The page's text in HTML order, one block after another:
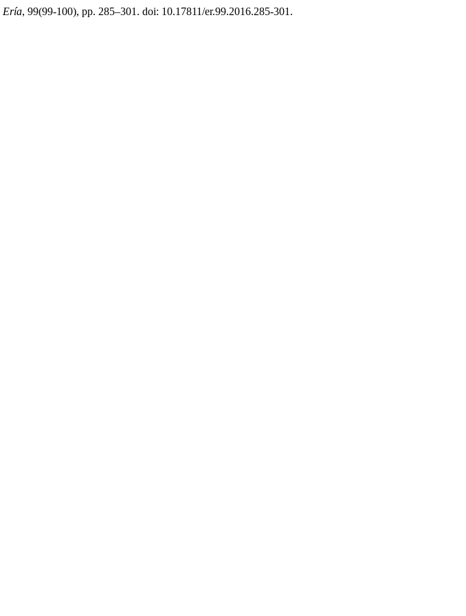
Ería, 99(99-100), pp. 285–301. doi: 10.17811/er.99.2016.285-301.